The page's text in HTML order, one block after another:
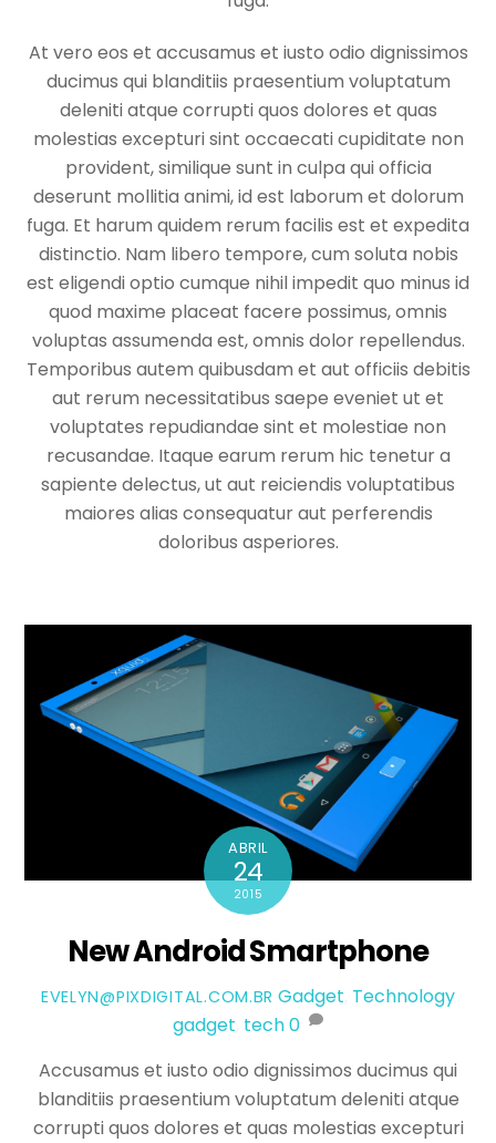
At vero eos et accusamus et iusto odio dignissimos
ducimus qui blanditiis praesentium voluptatum
deleniti atque corrupti quos dolores et quas
molestias excepturi sint occaecati cupiditate non
provident, similique sunt in culpa qui officia
deserunt mollitia animi, id est laborum et dolorum
fuga. Et harum quidem rerum facilis est et expedita
distinctio. Nam libero tempore, cum soluta nobis
est eligendi optio cumque nihil impedit quo minus id
quod maxime placeat facere possimus, omnis
voluptas assumenda est, omnis dolor repellendus.
Temporibus autem quibusdam et aut officiis debitis
aut rerum necessitatibus saepe eveniet ut et
voluptates repudiandae sint et molestiae non
recusandae. Itaque earum rerum hic tenetur a
sapiente delectus, ut aut reiciendis voluptatibus
maiores alias consequatur aut perferendis
doloribus asperiores.
ABRIL
24
2015
New Android Smartphone
EVELYN@PIXDIGITAL.COM.BR Gadget Technology
gadget tech0
Accusamus et iusto odio dignissimos ducimus qui
blanditiis praesentium voluptatum deleniti atque
corrupti quos dolores et quas molestias excepturi